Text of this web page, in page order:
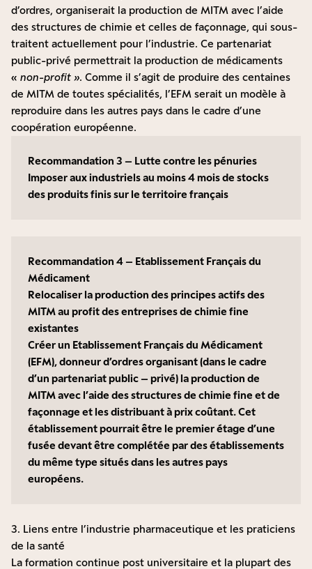
d’ordres, organiserait la production de MITM avec l’aide
des structures de chimie et celles de façonnage, qui sous-
traitent actuellement pour l’industrie. Ce partenariat
public-privé permettrait la production de médicaments
« non-profit ». Comme il s’agit de produire des centaines
de MITM de toutes spécialités, l’EFM serait un modèle à
reproduire dans les autres pays dans le cadre d’une
coopération européenne.
Recommandation 3 – Lutte contre les pénuries
Imposer aux industriels au moins 4 mois de stocks
des produits finis sur le territoire français
Recommandation 4 – Etablissement Français du
Médicament
Relocaliser la production des principes actifs des
MITM au profit des entreprises de chimie fine
existantes
Créer un Etablissement Français du Médicament
(EFM), donneur d’ordres organisant (dans le cadre
d’un partenariat public – privé) la production de
MITM avec l’aide des structures de chimie fine et de
façonnage et les distribuant à prix coûtant. Cet
établissement pourrait être le premier étage d’une
fusée devant être complétée par des établissements
du même type situés dans les autres pays
européens.
3. Liens entre l’industrie pharmaceutique et les praticiens
de la santé
La formation continue post universitaire et la plupart des